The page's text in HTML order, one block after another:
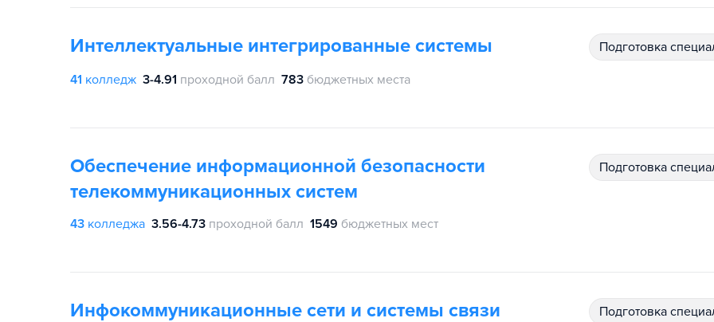
Интеллектуальные интегрированные системы подготовка
41 колледж 3-4.91 проходной балл 783 бюджетных места
Обеспечение информационной безопасности
телекоммуникационных систем
подготовка
43 колледжа 3.56-4.73 проходной балл 1549 бюджетных мест
Инфокоммуникационные сети и системы связи подготовка